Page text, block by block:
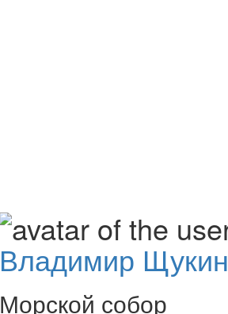
Владимир Щукин
Морской собор